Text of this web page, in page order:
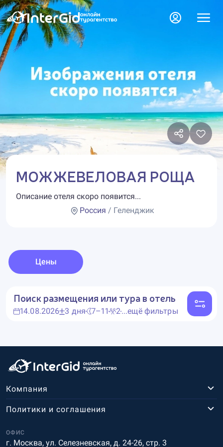
МОЖЖЕВЕЛОВАЯ РОЩА
Описание отеля скоро появится...
Россия / Геленджик
Цены
Поиск размещения или тура в отель
14.08.2026 3 дня 7–11 2...ещё фильтры
Компания
ОФИС
г. Москва, ул. Селезневская, д. 24-26, стр. 3
Политики и соглашения